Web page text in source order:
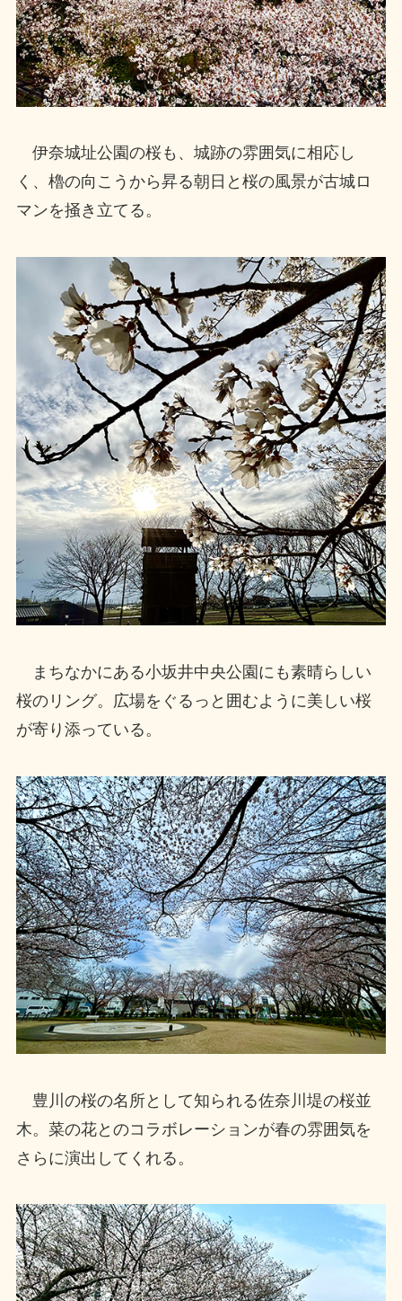
伊奈城址公園の桜も、城跡の雰囲気に相応し
く、櫓の向こうから昇る朝日と桜の風景が古城ロ
マンを掻き立てる。
まちなかにある小坂井中央公園にも素晴らしい
桜のリング。広場をぐるっと囲むように美しい桜
が寄り添っている。
豊川の桜の名所として知られる佐奈川堤の桜並
木。菜の花とのコラボレーションが春の雰囲気を
さらに演出してくれる。